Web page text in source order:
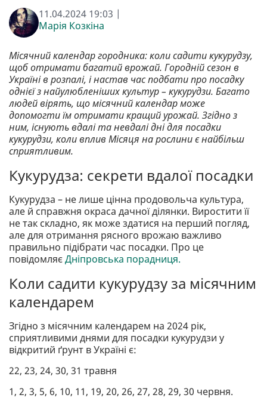
11.04.2024 19:03 |
Марія Козкіна
Місячний календар городника: коли садити кукурудзу,
щоб отримати багатий врожай. Городній сезон в
Україні в розпалі, і настав час подбати про посадку
однієї з найулюбленіших культур – кукурудзи. Багато
людей вірять, що місячний календар може
допомогти їм отримати кращий урожай. Згідно з
ним, існують вдалі та невдалі дні для посадки
кукурудзи, коли вплив Місяця на рослини є найбільш
сприятливим.
Кукурудза: секрети вдалої посадки
Кукурудза – не лише цінна продовольча культура,
але й справжня окраса дачної ділянки. Виростити її
не так складно, як може здатися на перший погляд,
але для отримання рясного врожаю важливо
правильно підібрати час посадки. Про це
повідомляєДніпровська порадниця.
Коли садити кукурудзу за місячним
календарем
Згідно з місячним календарем на 2024 рік,
сприятливими днями для посадки кукурудзи у
відкритий ґрунт в Україні є:
22, 23, 24, 30, 31 травня
1, 2, 3, 5, 6, 10, 11, 19, 20, 26, 27, 28, 29, 30 червня.